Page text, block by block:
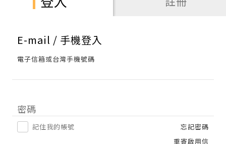
E-mail / 手機登入
電子信箱或台灣手機號碼
密碼
記住我的帳號
忘記密碼
重寄啟用信